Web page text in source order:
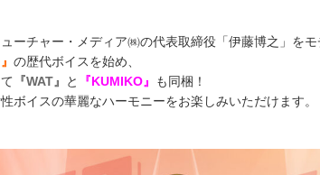
ーチャー・メディア㈱の代表取締役「伊藤博之」をモ
の歴代ボイスを始め、
『WAT』 と 『KUMIKO』
も同梱！
ボイスの華麗なハーモニーをお楽しみいただけます。